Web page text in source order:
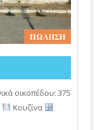
𝚷𝛀𝚲𝚮𝚺𝚮
οικοπέδου: 375
Κουζίνα